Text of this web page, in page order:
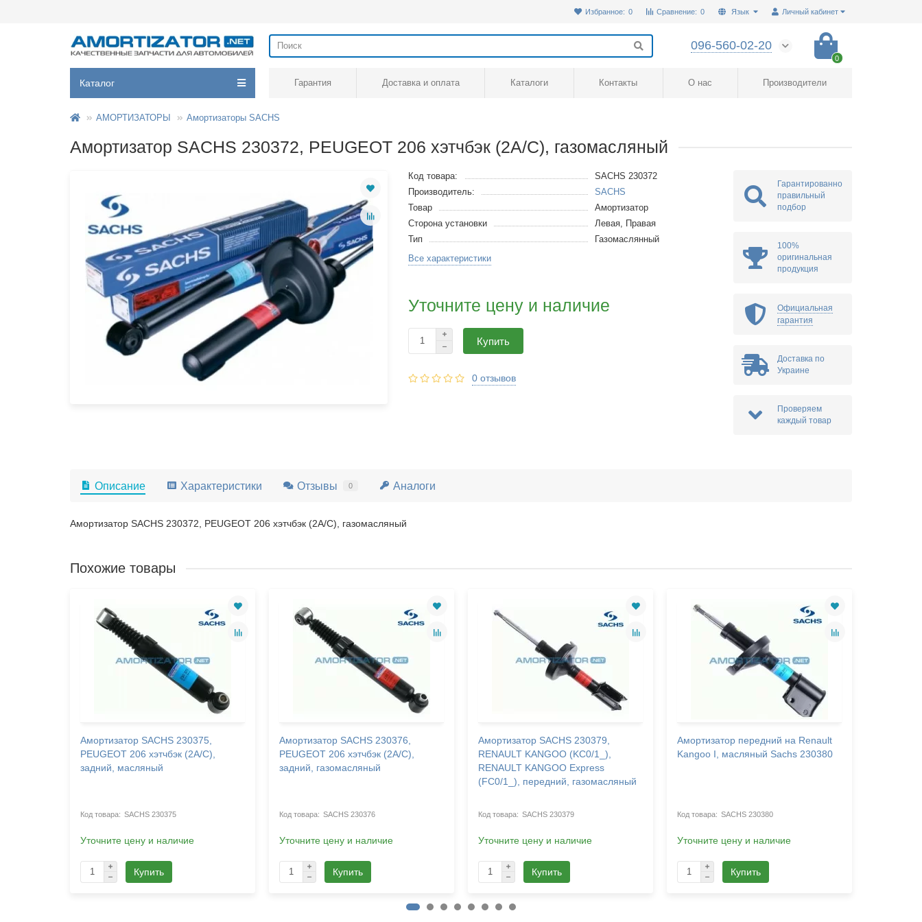
Личный кабинет
Язык
Сравнение: 0
Избранное: 0
096-560-02-20
0
Каталог Гарантия Доставка и оплата Каталоги Контакты О нас Производители
АМОРТИЗАТОРЫ Амортизаторы SACHS
Амортизатор SACHS 230372, PEUGEOT 206 хэтчбэк (2A/C), газомасляный
Код товара:
SACHS 230372
Производитель:
SACHS
Товар
Амортизатор
Сторона установки
Левая, Правая
Тип
Газомаслянный
Все характеристики
Уточните цену и наличие
Купить
0 отзывов
Гарантированно
правильный
подбор
100%
оригинальная
продукция
Официальная
гарантия
Доставка по
Украине
Проверяем
каждый товар
Описание Характеристики Отзывы 0 Аналоги
Амортизатор SACHS 230372, PEUGEOT 206 хэтчбэк (2A/C), газомасляный
Похожие товары
Амортизатор SACHS 230375,
PEUGEOT 206 хэтчбэк (2A/C),
задний, масляный
SACHS 230375
Уточните цену и наличие
Купить
Амортизатор SACHS 230376,
PEUGEOT 206 хэтчбэк (2A/C),
задний, газомасляный
SACHS 230376
Уточните цену и наличие
Купить
Амортизатор SACHS 230379,
RENAULT KANGOO (KC0/1_),
RENAULT KANGOO Express
(FC0/1_), передний, газомасляный
SACHS 230379
Уточните цену и наличие
Купить
Амортизатор передний на Renault
Kangoo I, масляный Sachs 230380
SACHS 230380
Уточните цену и наличие
Купить